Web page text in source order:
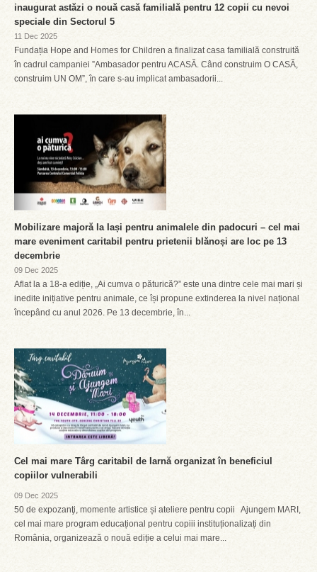
inaugurat astăzi o nouă casă familială pentru 12 copii cu nevoi
speciale din Sectorul 5
11 Dec 2025
Fundația Hope and Homes for Children a finalizat casa familială construită
în cadrul campaniei ”Ambasador pentru ACASĂ. Când construim O CASĂ,
construim UN OM”, în care s-au implicat ambasadorii...
Mobilizare majoră la Iași pentru animalele din padocuri – cel mai
mare eveniment caritabil pentru prietenii blănoși are loc pe 13
decembrie
09 Dec 2025
Aflat la a 18-a ediție, „Ai cumva o păturică?” este una dintre cele mai mari și
inedite inițiative pentru animale, ce își propune extinderea la nivel național
începând cu anul 2026. Pe 13 decembrie, în...
Cel mai mare Târg caritabil de Iarnă organizat în beneficiul
copiilor vulnerabili
09 Dec 2025
50 de expozanţi, momente artistice și ateliere pentru copii Ajungem MARI,
cel mai mare program educațional pentru copiii instituționalizați din
România, organizează o nouă ediție a celui mai mare...